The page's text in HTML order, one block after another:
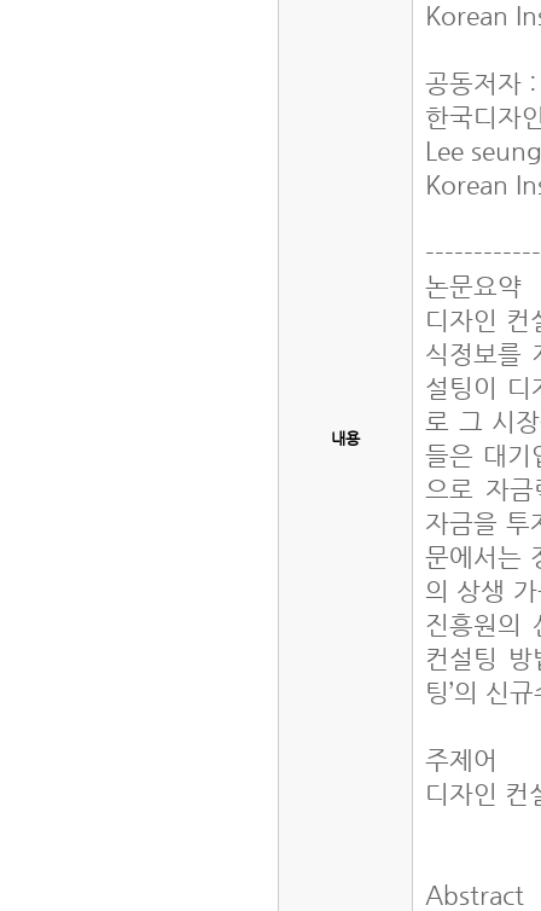
내용
Korean
공동저자
한국디자
Lee
Korean
논문요약
디자인 컨
식정보를
설팅이 디
로 그 시
들은 대기
으로 자금
자금을 투
문에서는
의 상생
진흥원의
컨설팅
팅’의 신
주제어
디자인 컨
Abstract